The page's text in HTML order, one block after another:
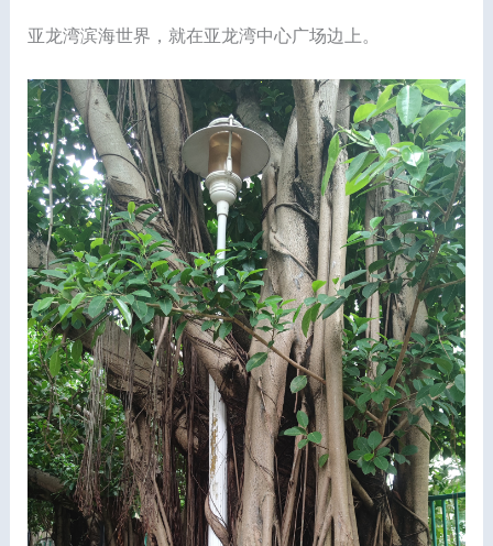
亚龙湾滨海世界，就在亚龙湾中心广场边上。